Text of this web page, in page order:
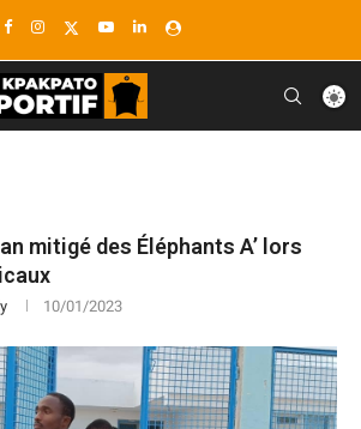
mitigé des Éléphants A’ lors
10/01/2023